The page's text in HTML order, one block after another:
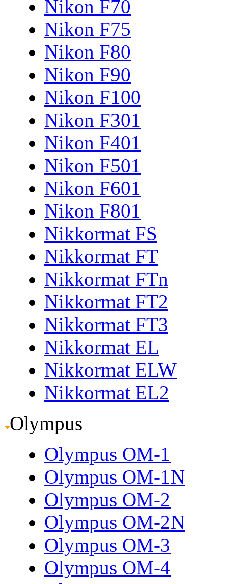
Nikon F70
Nikon F75
Nikon F80
Nikon F90
Nikon F100
Nikon F301
Nikon F401
Nikon F501
Nikon F601
Nikon F801
Nikkormat FS
Nikkormat FT
Nikkormat FTn
Nikkormat FT2
Nikkormat FT3
Nikkormat EL
Nikkormat ELW
Nikkormat EL2
Olympus
Olympus OM-1
Olympus OM-1N
Olympus OM-2
Olympus OM-2N
Olympus OM-3
Olympus OM-4